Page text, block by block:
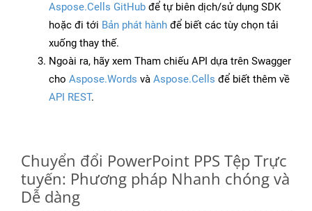
Aspose.Cells GitHub để tự biên dịch/sử dụng SDK
hoặc đi tới Bản phát hành để biết các tùy chọn tải
xuống thay thế.
Ngoài ra, hãy xem Tham chiếu API dựa trên Swagger
cho Aspose.Words và Aspose.Cells để biết thêm về
API REST.
Chuyển đổi PowerPoint PPS Tệp Trực
tuyến: Phương pháp Nhanh chóng và
Dễ dàng